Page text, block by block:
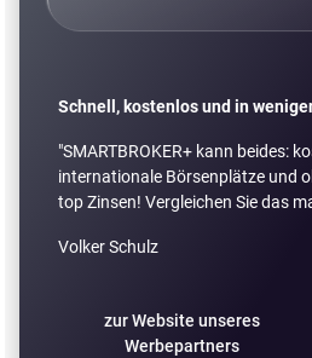
Schnell, kostenlos und in
"SMARTBROKER+ kann beides:
internationale Börsenplätze und
top Zinsen! Vergleichen Sie das
Volker Schulz
zur Website unseres
Werbepartners